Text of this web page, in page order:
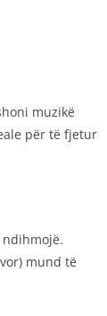
muzikë
për të fjetur
mund të